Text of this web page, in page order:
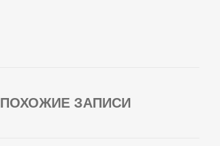
ПОХОЖИЕ ЗАПИСИ